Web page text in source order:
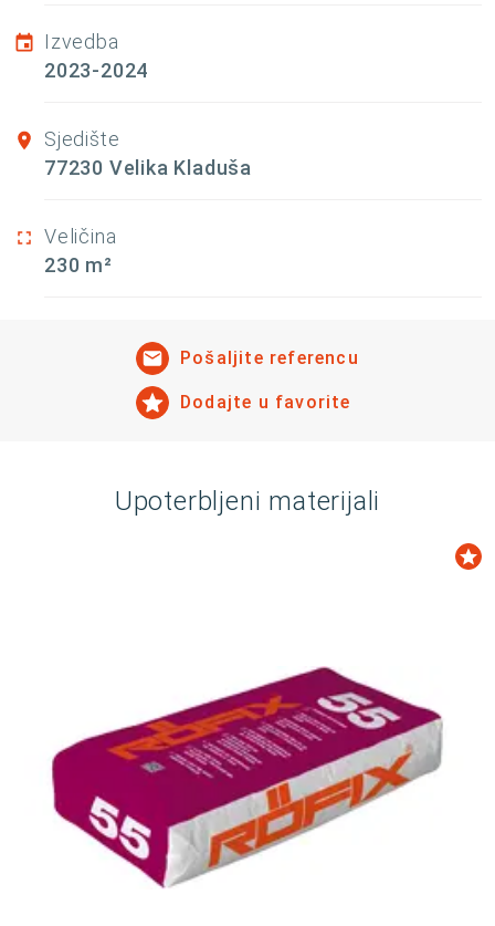
Izvedba
2023-2024
Sjedište
77230 Velika Kladuša
Veličina
230 m²
Pošaljite referencu
Dodajte u favorite
Upoterbljeni materijali